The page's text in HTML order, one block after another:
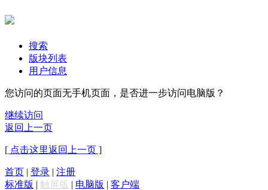
搜索
版块列表
用户信息
您访问的页面无手机页面，是否进一步访问电脑版？
继续访问
返回上一页
[ 点击这里返回上一页 ]
首页 | 登录 | 注册
标准版 | 触屏版 | 电脑版 | 客户端